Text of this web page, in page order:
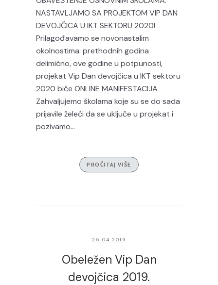
NASTAVLJAMO SA PROJEKTOM VIP DAN
DEVOJČICA U IKT SEKTORU 2020!
Prilagođavamo se novonastalim
okolnostima: prethodnih godina
delimično, ove godine u potpunosti,
projekat Vip Dan devojčica u IKT sektoru
2020 biće ONLINE MANIFESTACIJA
Zahvaljujemo školama koje su se do sada
prijavile želeći da se uključe u projekat i
pozivamo...
PROČITAJ VIŠE
25.04.2019
Obeležen Vip Dan
devojčica 2019.